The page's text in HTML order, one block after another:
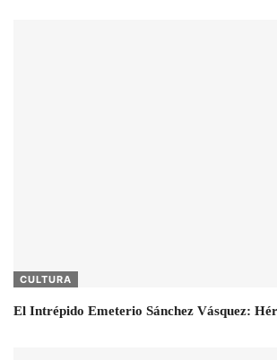
CULTURA
El Intrépido Emeterio Sánchez Vásquez: